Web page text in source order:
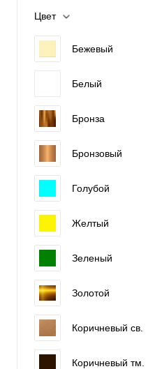
28мм
Показать ещё 8
Европейский союз
Италия
Показать ещё 5
Цвет
Бежевый
Белый
Бронза
Бронзовый
Голубой
Желтый
Зеленый
Золотой
Коричневый св.
Коричневый тм.